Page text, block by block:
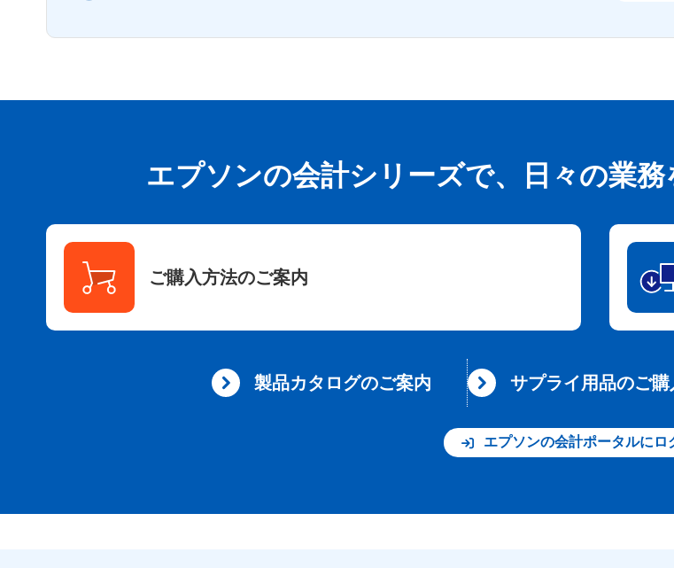
エプソンの会計シリーズで、日々の業
ご購入方法のご案内
製品カタログのご案内 サプライ用品のご購
エプソンの会計ポータルにロ